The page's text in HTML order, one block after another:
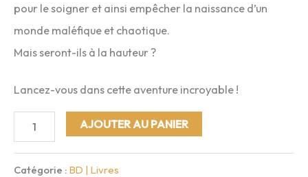
pour le soigner et ainsi empêcher la naissance d’un
monde maléfique et chaotique.
Mais seront-ils à la hauteur ?
Lancez-vous dans cette aventure incroyable !
quantité
de
NEO
AJOUTER AU PANIER
Catégorie : BD | Livres